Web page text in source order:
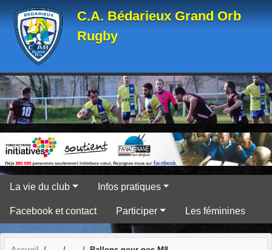
C.A. Bédarieux Grand Orb
Rugby
La vie du club Infos pratiques
Facebook et contact Participer Les féminines
Panneau de gestion des cookies